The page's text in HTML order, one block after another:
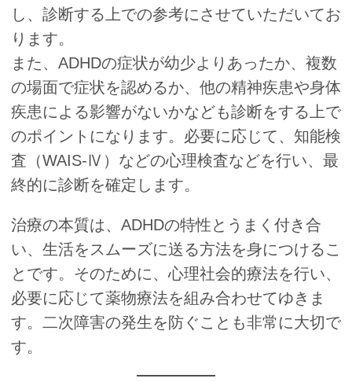
し、診断する上での参考にさせていただいてお
ります。
また、ADHDの症状が幼少よりあったか、複数
の場面で症状を認めるか、他の精神疾患や身体
疾患による影響がないかなども診断をする上で
のポイントになります。必要に応じて、知能検
査（WAIS-Ⅳ）などの心理検査などを行い、最
終的に診断を確定します。
治療の本質は、ADHDの特性とうまく付き合
い、生活をスムーズに送る方法を身につけるこ
とです。そのために、心理社会的療法を行い、
必要に応じて薬物療法を組み合わせてゆきま
す。二次障害の発生を防ぐことも非常に大切で
す。